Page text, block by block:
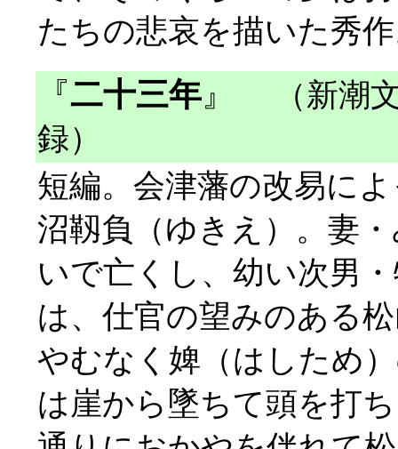
たちの悲哀を描いた秀
『二十三年 』
（新潮文
録）
短編。会津藩の改易に
沼靱負（ゆきえ）。妻
いで亡くし、幼い次男
は、仕官の望みのある
やむなく婢（はしため
は崖から墜ちて頭を打